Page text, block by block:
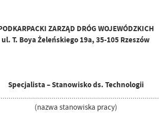
ZARZĄD DRÓG WOJEWÓDZKICH
ul. T. Boya Żeleńskiego 19a, 35-105 Rzeszów
Specjalista – Stanowisko ds. Technologii
(nazwa stanowiska pracy)